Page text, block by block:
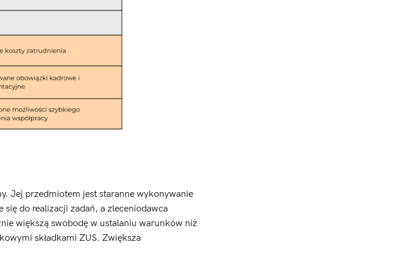
Jej przedmiotem jest staranne wykonywanie
do realizacji zadań, a zleceniodawca
większą swobodę w ustalaniu warunków niż
składkami ZUS. Zwiększa